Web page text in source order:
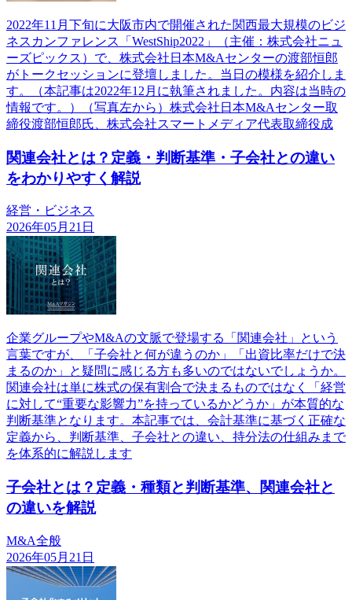
2022年11月下旬に大阪市内で開催された関西最大規模のビジ
ネスカンファレンス「WestShip2022」（主催：株式会社ニュ
ーズピックス）で、株式会社日本M&Aセンターの渡部恒郎
がトークセッションに登壇しました。当日の模様を紹介しま
す。（本記事は2022年12月に執筆されました。内容は当時の
情報です。）（写真左から）株式会社日本M&Aセンター取
締役渡部恒郎氏、株式会社スマートメディア代表取締役成
関連会社とは？定義・判断基準・子会社との違い
をわかりやすく解説
経営・ビジネス
2026年05月21日
企業グループやM&Aの文脈で登場する「関連会社」という
言葉ですが、「子会社と何が違うのか」「出資比率だけで決
まるのか」と疑問に感じる方も多いのではないでしょうか。
関連会社は単に株式の保有割合で決まるものではなく「経営
に対して“重要な影響力”を持っているかどうか」が本質的な
判断基準となります。本記事では、会計基準に基づく正確な
定義から、判断基準、子会社との違い、持分法の仕組みまで
を体系的に解説します
子会社とは？定義・種類と判断基準、関連会社と
の違いを解説
M&A全般
2026年05月21日